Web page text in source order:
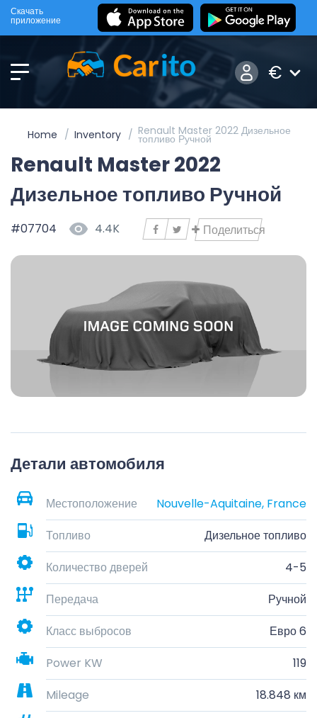
Скачать
приложение
€
Home Inventory Renault Master 2022 Дизельное
топливо Ручной
Renault Master 2022
Дизельное топливо Ручной
#07704 4.4K Поделиться
Детали автомобиля
Местоположение
Nouvelle-Aquitaine, France
Топливо
Дизельное топливо
Количество дверей
4-5
Передача
Ручной
Класс выбросов
Евро 6
Power KW
119
Mileage
18.848 км